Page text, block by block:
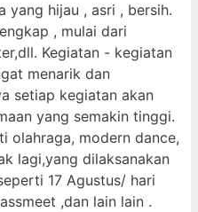
yang hijau , asri , bersih.
, mulai dari
Kegiatan - kegiatan
menarik dan
setiap kegiatan akan
yang semakin tinggi.
olahraga, modern dance,
lagi,yang dilaksanakan
17 Agustus/ hari
,dan lain lain .